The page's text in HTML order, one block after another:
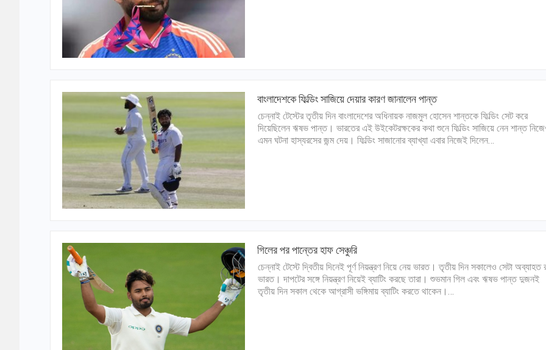
বাংলাদেশকে ফিল্ডিং সাজিয়ে দেয়ার কারণ জানালেন পান্ত
চেন্নাই টেস্টের তৃতীয় দিন বাংলাদেশের অধিনায়ক নাজমুল হোসেন শান্তকে ফিল্ডিং সেট করে
দিয়েছিলেন ঋষভ পান্ত। ভারতের এই উইকেটরক্ষকের কথা শুনে ফিল্ডিং সাজিয়ে নেন শান্ত
এমন ঘটনা হাস্যরসের জন্ম দেয়। ফিল্ডিং সাজানোর ব্যাখ্যা এবার নিজেই দিলেন…
গিলের পর পান্তের হাফ সেঞ্চুরি
চেন্নাই টেস্টে দ্বিতীয় দিনেই পূর্ণ নিয়ন্ত্রণ নিয়ে নেয় ভারত। তৃতীয় দিন সকালেও সেটা অব্যাহত
ভারত। দাপটের সঙ্গে নিয়ন্ত্রণ নিয়েই ব্যাটিং করছে তারা। শুভমান গিল এবং ঋষভ পান্ত দুজনই
তৃতীয় দিন সকাল থেকে আগ্রাসী ভঙ্গিমায় ব্যাটিং করতে থাকেন।…